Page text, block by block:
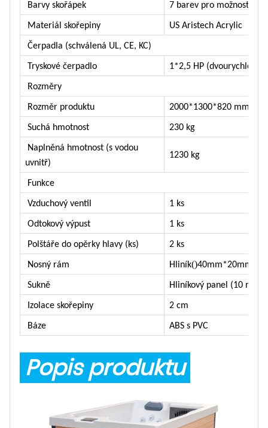
Barvy skořápek 7 barev pro možnosti
Materiál skořepiny US Aristech Acrylic
Čerpadla (schválená UL, CE, KC)
Tryskové čerpadlo 1*2,5 HP
Rozměry
Rozměr produktu 2000*1300*820 mm
Suchá hmotnost 230 kg
Naplněná hmotnost (s vodou
uvnitř)
1230 kg
Funkce
Vzduchový ventil 1 ks
Odtokový výpust 1 ks
Polštáře do opěrky hlavy (ks) 2 ks
Nosný rám Hliník()40mm*20mm
Sukně Hliníkový panel (10 mm)
Izolace skořepiny 2 cm
Báze ABS s PVC
Popis produktu